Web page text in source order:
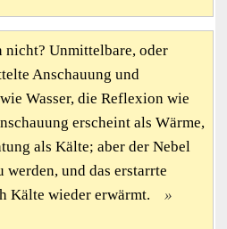
Unmittelbare, oder
Anschauung und
Wasser, die Reflexion wie
erscheint als Wärme,
als Kälte; aber der Nebel
werden, und das erstarrte
Kälte wieder erwärmt.